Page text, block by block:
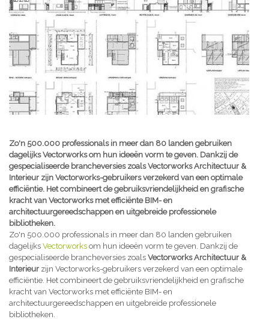
Zo'n 500.000 professionals in meer dan 80 landen gebruiken
dagelijks Vectorworks om hun ideeën vorm te geven. Dankzij de
gespecialiseerde brancheversies zoals Vectorworks Architectuur &
Interieur zijn Vectorworks-gebruikers verzekerd van een optimale
efficiëntie. Het combineert de gebruiksvriendelijkheid en grafische
kracht van Vectorworks met efficiënte BIM- en
architectuurgereedschappen en uitgebreide professionele
bibliotheken.
Zo'n 500.000 professionals in meer dan 80 landen gebruiken
dagelijks Vectorworks om hun ideeën vorm te geven. Dankzij de
gespecialiseerde brancheversies zoals Vectorworks Architectuur &
Interieur zijn Vectorworks-gebruikers verzekerd van een optimale
efficiëntie. Het combineert de gebruiksvriendelijkheid en grafische
kracht van Vectorworks met efficiënte BIM- en
architectuurgereedschappen en uitgebreide professionele
bibliotheken.